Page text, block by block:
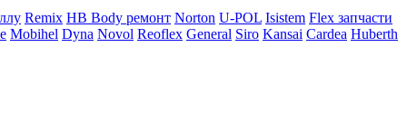
Remix HB Body ремонт Norton U-POL Isistem Flex запчасти
Mobihel Dyna Novol Reoflex General Siro Kansai Cardea Huberth